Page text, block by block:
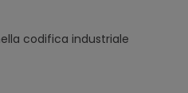
codifica industriale